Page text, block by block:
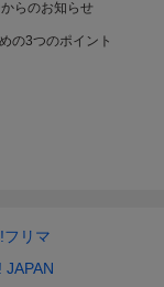
らのお知らせ
の3つのポイント
フリマ
JAPAN